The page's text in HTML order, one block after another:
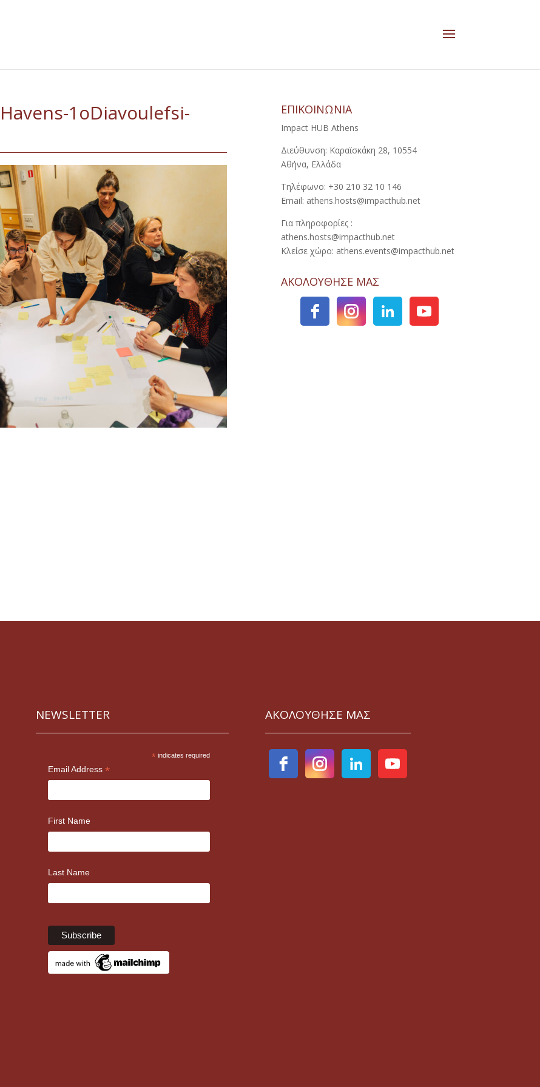
1οDiavoulefsi- ΕΠΙΚΟΙΝΩΝΙΑ
Impact HUB Athens
Διεύθυνση: Καραϊσκάκη 28, 10554
Αθήνα, Ελλάδα
Τηλέφωνο: +30 210 32 10 146
Email: athens.hosts@impacthub.net
Για πληροφορίες :
athens.hosts@impacthub.net
Κλείσε χώρο: athens.events@impacthub.net
ΑΚΟΛΟΥΘΗΣΕ ΜΑΣ
NEWSLETTER
* indicates required
Email Address *
First Name
Last Name
ΑΚΟΛΟΥΘΗΣΕ ΜΑΣ